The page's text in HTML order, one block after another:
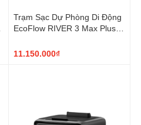
Trạm Sạc Dự Phòng Di Động
EcoFlow RIVER 3 Max Plus
11.150.000₫